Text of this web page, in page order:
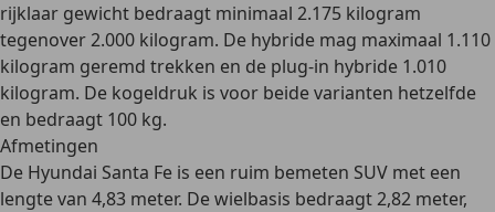
rijklaar gewicht bedraagt minimaal 2.175 kilogram
tegenover2.000 kilogram. De hybride mag maximaal 1.110
kilogram geremd trekken en de plug-in hybride 1.010
kilogram. De kogeldruk is voor beide varianten hetzelfde
en bedraagt 100 kg.
Afmetingen
De Hyundai Santa Fe is een ruim bemeten SUV met een
lengtevan 4,83 meter. Dewielbasis bedraagt2,82 meter,